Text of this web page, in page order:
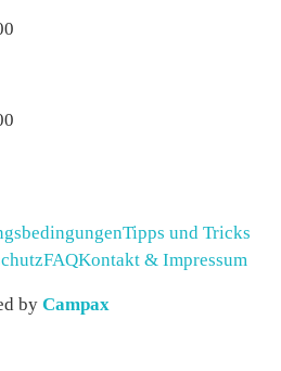
Tipps und Tricks
FAQKontakt & Impressum
by Campax